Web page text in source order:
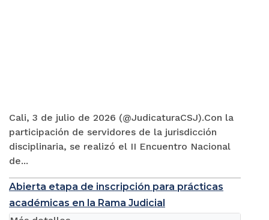
Cali, 3 de julio de 2026 (@JudicaturaCSJ).Con la
participación de servidores de la jurisdicción
disciplinaria, se realizó el II Encuentro Nacional
de...
Abierta etapa de inscripción para prácticas
académicas en la Rama Judicial